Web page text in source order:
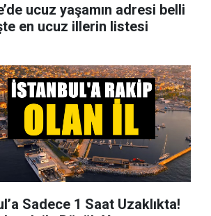
ucuz yaşamın adresi belli
en ucuz illerin listesi
Sadece 1 Saat Uzaklıkta!